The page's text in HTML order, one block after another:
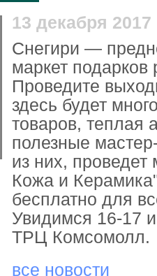
13 декабря 2017
Снегири —
маркет подарков
Проведите
здесь будет
товаров, теплая
полезные
из них, проведет
Кожа и
бесплатно для
Увидимся 16-17
ТРЦ Комсомолл.
все новости